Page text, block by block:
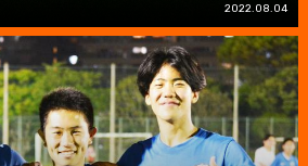
2022.08.04